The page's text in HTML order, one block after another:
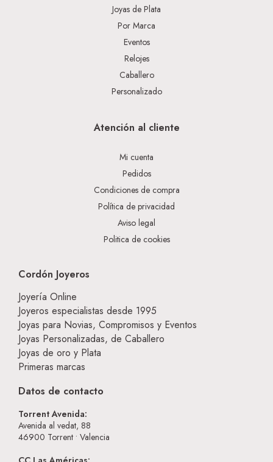
Joyas de Plata
Por Marca
Eventos
Relojes
Caballero
Personalizado
Atención al cliente
Mi cuenta
Pedidos
Condiciones de compra
Política de privacidad
Aviso legal
Politica de cookies
Cordón Joyeros
Joyería Online
Joyeros especialistas desde 1995
Joyas para Novias, Compromisos y Eventos
Joyas Personalizadas, de Caballero
Joyas de oro y Plata
Primeras marcas
Datos de contacto
Torrent Avenida:
Avenida al vedat, 88
46900 Torrent • Valencia